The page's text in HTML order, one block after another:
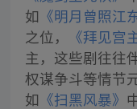
如 《明月曾照江
之位，
《拜见宫
主，这些剧往往
权谋争斗等情节
如 《扫黑风暴》